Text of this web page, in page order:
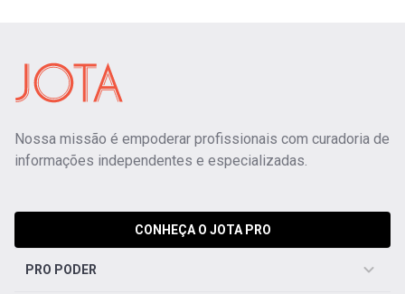
Nossa missão é empoderar profissionais com curadoria de
informações independentes e especializadas.
CONHEÇA O JOTA PRO
PRO PODER